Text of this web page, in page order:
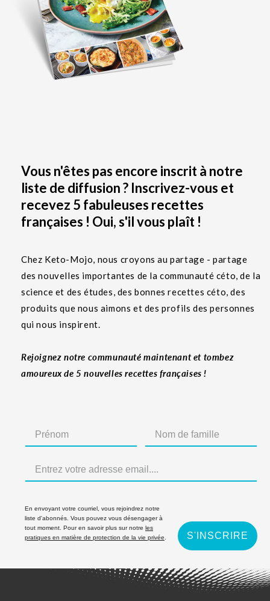
Vous n'êtes pas encore inscrit à notre
liste de diffusion ? Inscrivez-vous et
recevez 5 fabuleuses recettes
françaises ! Oui, s'il vous plaît !
Chez Keto-Mojo, nous croyons au partage - partage
des nouvelles importantes de la communauté céto, de la
science et des études, des bonnes recettes céto, des
produits que nous aimons et des profils des personnes
qui nous inspirent.
Rejoignez notre communauté maintenant et tombez
amoureux de 5 nouvelles recettes françaises !
En envoyant votre courriel, vous rejoindrez notre
liste d'abonnés. Vous pouvez vous désengager à
tout moment. Pour en savoir plus sur notre les
pratiques en matière de protection de la vie privée
S'INSCRIRE